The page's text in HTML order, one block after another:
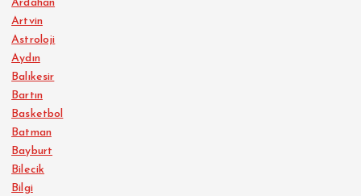
Ardahan
Artvin
Astroloji
Aydın
Balıkesir
Bartın
Basketbol
Batman
Bayburt
Bilecik
Bilgi